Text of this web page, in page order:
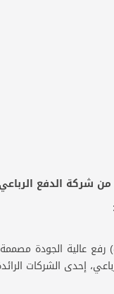
شركة الدفع
رفع عالية الجودة
إحدى الشركات